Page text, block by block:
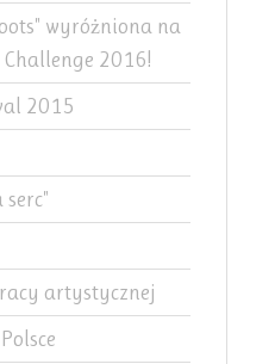
wyróżniona na
2016!
2015
artystycznej